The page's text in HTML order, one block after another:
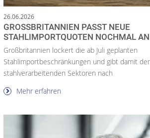
26.06.2026
GROSSBRITANNIEN PASST NEUE S
TAHLIMPORTQUOTEN NOCHMAL AN
Großbritannien lockert die ab Juli geplanten
Stahlimportbeschränkungen und gibt damit
stahlverarbeitenden Sektoren nach
Mehr erfahren